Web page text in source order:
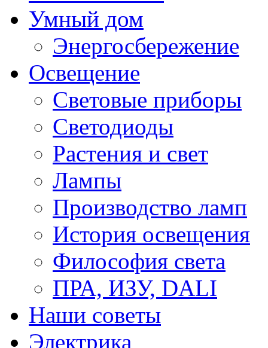
Умный дом
Энергосбережение
Освещение
Световые приборы
Светодиоды
Растения и свет
Лампы
Производство ламп
История освещения
Философия света
ПРА, ИЗУ, DALI
Наши советы
Электрика